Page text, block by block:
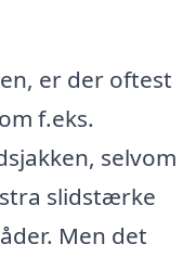
er der oftest
f.eks.
selvom
slidstærke
Men det